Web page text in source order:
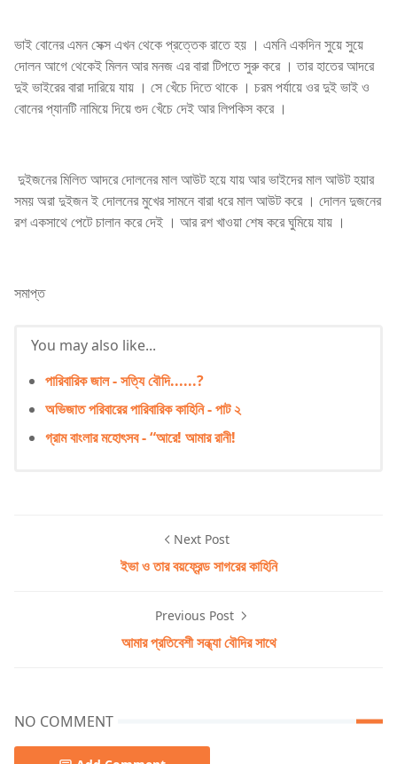
ভাই বোনের এমন সেক্স এখন থেকে প্রত্তেক রাতে হয় । এমনি একদিন সুয়ে সুয়ে
দোলন আগে থেকেই মিলন আর মনজ এর বারা টিপতে সুরু করে । তার হাতের আদরে
দুই ভাইরের বারা দারিয়ে যায় । সে খেঁচে দিতে থাকে । চরম পর্যায়ে ওর দুই ভাই ও
বোনের প্যানটি নামিয়ে দিয়ে গুদ খেঁচে দেই আর লিপকিস করে ।
দুইজনের মিলিত আদরে দোলনের মাল আউট হয়ে যায় আর ভাইদের মাল আউট হয়ার
সময় অরা দুইজন ই দোলনের মুখের সামনে বারা ধরে মাল আউট করে । দোলন দুজনের
রশ একসাথে পেটে চালান করে দেই । আর রশ খাওয়া শেষ করে ঘুমিয়ে যায় ।
সমাপ্ত
You may also like...
পারিবারিক জাল - সত্যি বৌদি......?
অভিজাত পরিবারের পারিবারিক কাহিনি - পাট ২
গ্রাম বাংলার মহোৎসব - “আরে! আমার রানী!
Next Post
ইভা ও তার বয়ফ্রেন্ড সাগরের কাহিনি
Previous Post
আমার প্রতিবেশী সন্ধ্যা বৌদির সাথে
NO COMMENT